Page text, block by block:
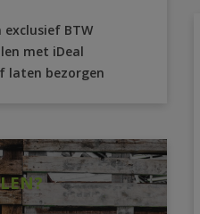
BTW
met iDeal
laten bezorgen